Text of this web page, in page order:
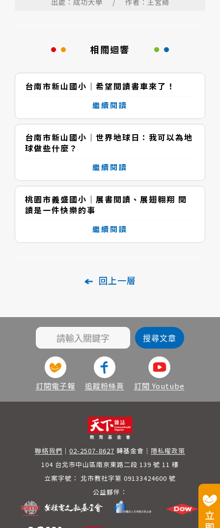
出處：成功大學 / 作者：王宮綺
相關迴響
台南市新山國小｜希望閱讀書車來了！
繼續閱讀
台南市新山國小｜世界地球日：我可以為地
球做些什麼？
繼續閱讀
桃園市義盛國小｜展書閱讀、展翅翱翔 閱
讀是一件快樂的事
繼續閱讀
回上一層
訂閱電子報 追蹤粉絲頁 訂閱 Youtube
聯絡我們 ｜ 02-2507-8627 轉基金會 ｜ 隱私權政策
104 台北市中山區南京東路二段 139 號 11 樓
立案字號： 北市教社字第 09133424600 號
公益夥伴：